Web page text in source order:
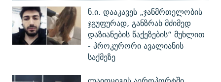
ნ.ი. დააკავეს „ჯანმრთელობის
ჯგუფურად, განზრახ მძიმედ
დაზიანების წაქეზების“ მუხლით
- პროკურორი ავალიანის
საქმეზე